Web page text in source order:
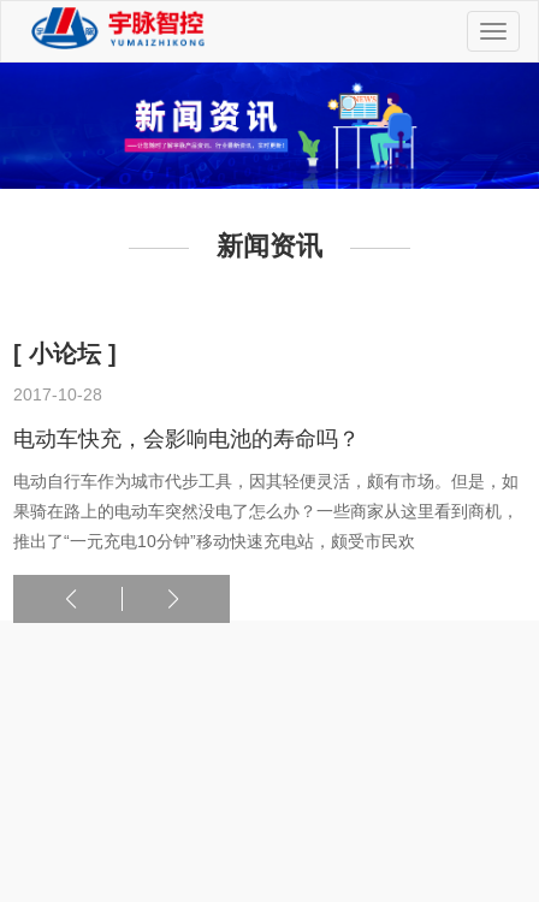
切
换
新闻资讯
[ 小论坛 ]
2017-10-28
电动车快充，会影响电池的寿命吗？
电动自行车作为城市代步工具，因其轻便灵活，颇有市场。但是，如
果骑在路上的电动车突然没电了怎么办？一些商家从这里看到商机，
推出了“一元充电10分钟”移动快速充电站，颇受市民欢